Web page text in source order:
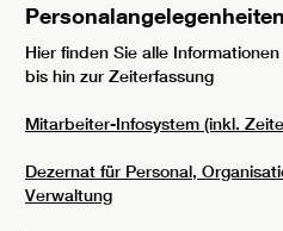
Personalangelegenheiten
Hier finden Sie alle
bis hin zur Zeiterfassung
Mitarbeiter-Infosystem (inkl.
Dezernat für Personal,
Verwaltung